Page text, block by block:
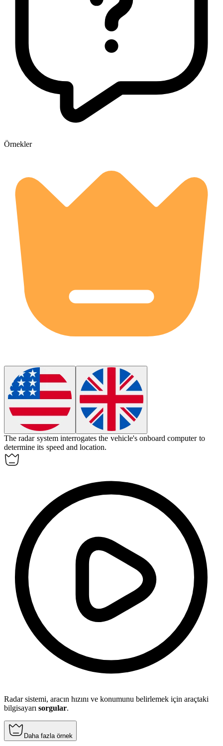
Örnekler
The radar system interrogates the vehicle's onboard computer to
determine its speed and location.
Radar sistemi, aracın hızını ve konumunu belirlemek için araçtaki
bilgisayarı sorgular.
Daha fazla örnek